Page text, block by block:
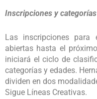
Inscripciones y categorías
Las inscripciones para
abiertas hasta el
iniciará el ciclo de
categorías y edades.
dividen en dos
Sigue Líneas Creativas.